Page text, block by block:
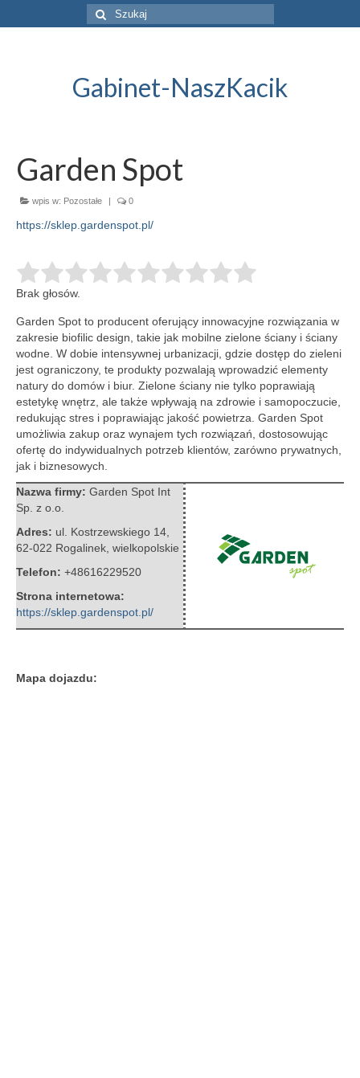
Szuklaj
w:
Gabinet-NaszKacik
Garden Spot
wpis w: Pozostałe | 0
https://sklep.gardenspot.pl/
Brak głosów.
Garden Spot to producent oferujący innowacyjne rozwiązania w
zakresie biofilic design, takie jak mobilne zielone ściany i ściany
wodne. W dobie intensywnej urbanizacji, gdzie dostęp do zieleni
jest ograniczony, te produkty pozwalają wprowadzić elementy
natury do domów i biur. Zielone ściany nie tylko poprawiają
estetykę wnętrz, ale także wpływają na zdrowie i samopoczucie,
redukując stres i poprawiając jakość powietrza. Garden Spot
umożliwia zakup oraz wynajem tych rozwiązań, dostosowując
ofertę do indywidualnych potrzeb klientów, zarówno prywatnych,
jak i biznesowych.
Nazwa firmy: Garden Spot Int
Sp. z o.o.
Adres: ul. Kostrzewskiego 14
62-022 Rogalinek wielkopolskie
Telefon: +48616229520
Strona internetowa:
https://sklep.gardenspot.pl/
Mapa dojazdu: